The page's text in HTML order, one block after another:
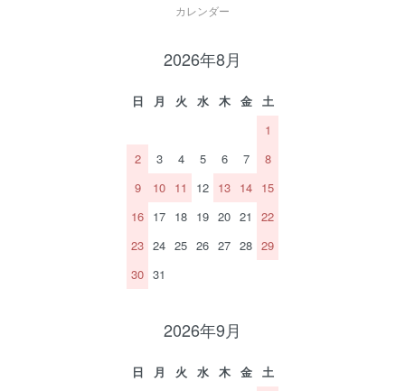
カレンダー
2026年8月
日 月 火 水 木 金
土
1
2
3 4 5 6 7
8
9
10 11 12 13 14 15
16 17 18 19 20 21
22
23 24 25 26 27 28 29
30 31
2026年9月
日 月 火 水 木 金
土